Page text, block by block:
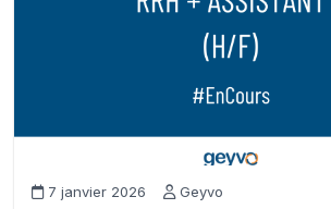
7 janvier 2026 Geyvo